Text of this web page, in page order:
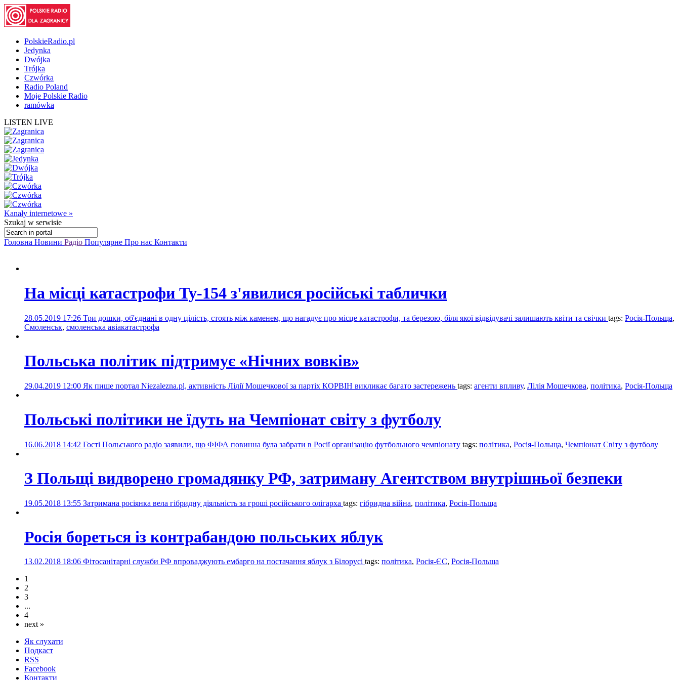
PolskieRadio.pl
Jedynka
Dwójka
Trójka
Czwórka
Radio Poland
Moje Polskie Radio
ramówka
LISTEN LIVE
Kanały internetowe »
Szukaj w serwisie
Головна Новини Радіо Популярне Про нас Контакти
На місці катастрофи Ту-154 з'явилися російські таблички
28.05.2019 17:26 Три дошки, об'єднані в одну цілість, стоять між каменем, що нагадує про місце катастрофи, та березою, біля якої відвідувачі залишають квіти та свічки tags: Росія-Польща,
Смоленськ, смоленська авіакатастрофа
Польська політик підтримує «Нічних вовків»
29.04.2019 12:00 Як пише портал Niezalezna.pl, активність Лілії Мошечкової за партіх КОРВІН викликає багато застережень tags: агенти впливу, Лілія Мошечкова, політика, Росія-Польща
Польські політики не їдуть на Чемпіонат світу з футболу
16.06.2018 14:42 Гості Польського радіо заявили, що ФІФА повинна була забрати в Росії організацію футбольного чемпіонату tags: політика, Росія-Польща, Чемпіонат Світу з футболу
З Польщі видворено громадянку РФ, затриману Агентством внутрішньої безпеки
19.05.2018 13:55 Затримана росіянка вела гібридну діяльність за гроші російського олігарха tags: гібридна війна, політика, Росія-Польща
Росія бореться із контрабандою польських яблук
13.02.2018 18:06 Фітосанітарні служби РФ впроваджують ембарго на постачання яблук з Білорусі tags: політика, Росія-ЄС, Росія-Польща
1
2
3
...
4
next »
Як слухати
Подкаст
RSS
Facebook
Контакти